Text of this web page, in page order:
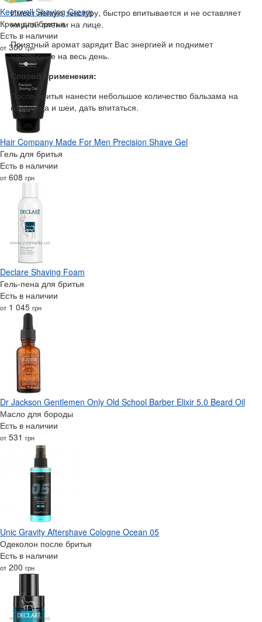
Имеет легкую текстуру, быстро впитывается и не оставляет
жирной пленки на лице.
Приятный аромат зарядит Вас энергией и поднимет
настроение на весь день.
Способ применения:
После бритья нанести небольшое количество бальзама на
кожу лица и шеи, дать впитаться.
Keenwell Shaving Cream
Крем для бритья
Есть в наличии
от 300грн
Hair Company Made For Men Precision Shave Gel
Гель для бритья
Есть в наличии
от 608 грн
Declare Shaving Foam
Гель-пена для бритья
Есть в наличии
от 1 045 грн
Dr Jackson Gentlemen Only Old School Barber Elixir 5.0 Beard Oil
Масло для бороды
Есть в наличии
от 531 грн
Unic Gravity Aftershave Cologne Ocean 05
Одеколон после бритья
Есть в наличии
от 200 грн